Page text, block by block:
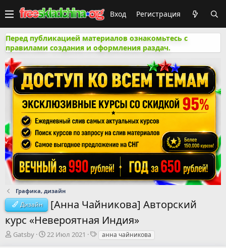
Вход Регистрация
Перед публикацией материалов ознакомьтесь с
правилами создания и оформления раздач.
Графика, дизайн
Дизайн
[Анна Чайникова] Авторский
курс «Невероятная Индия»
А
Gatsby
Д
22 Июл 2021
Танна чайникова